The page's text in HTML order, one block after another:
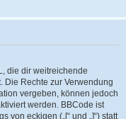
die dir weitreichende
Die Rechte zur Verwendung
vergeben, können jedoch
werden. BBCode ist
von eckigen („[“ und „]“) statt